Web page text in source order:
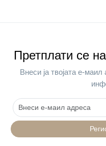
Претплати се
Внеси ја твојата е-маил